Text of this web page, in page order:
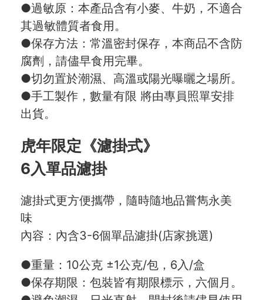
●過敏原：本產品含有小麥、牛奶，不適合
其過敏體質者食用。
●保存方法：常溫密封保存，本商品不含防
腐劑，請儘早食用完畢。
●切勿置於潮濕、高溫或陽光曝曬之場所。
●手工製作，數量有限 將由專員照單安排
出貨。
虎年限定《濾掛式》
6入單品濾掛
濾掛式更方便攜帶，隨時隨地品嘗雋永美
味
內容：內含3-6個單品濾掛(店家挑選)
●重量：10公克 ±1公克/包，6入/盒
●保存期限：包裝皆有期限標示，六個月。